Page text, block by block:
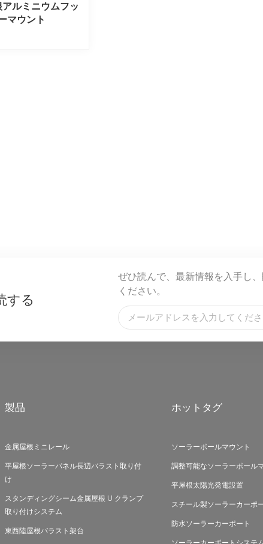
ルミニウムフッ
マウント
する
ぜひ読んで、最新情報を入手し
ください。
製品
金属屋根ミニレール
平屋根ソーラーパネル長辺バラスト取り付
け
スタンディングシーム金属屋根 U クランプ
取り付けシステム
東西陸屋根バラスト架台
ホットタグ
ソーラーポールマウント
調整可能なソーラーポール
平屋根太陽光発電設置
スチール製ソーラーカーポ
防水ソーラーカーポート